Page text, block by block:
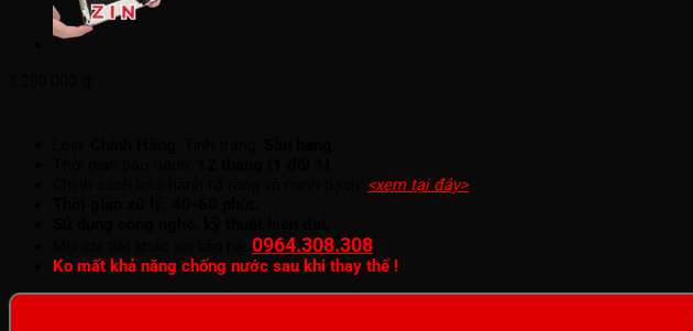
<xem tại đây>.
0964.308.308
Ko mất khả năng chống nước sau khi thay thế !